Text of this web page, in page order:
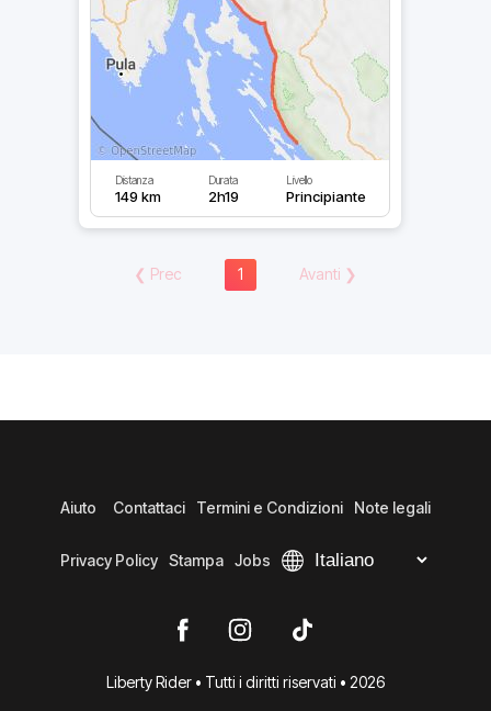
Distanza
149 km
Durata
2h19
Livello
Principiante
❮ Prec 1 Avanti ❯
Aiuto Contattaci Termini e Condizioni Note legali
Privacy Policy Stampa Jobs
Liberty Rider • Tutti i diritti riservati • 2026